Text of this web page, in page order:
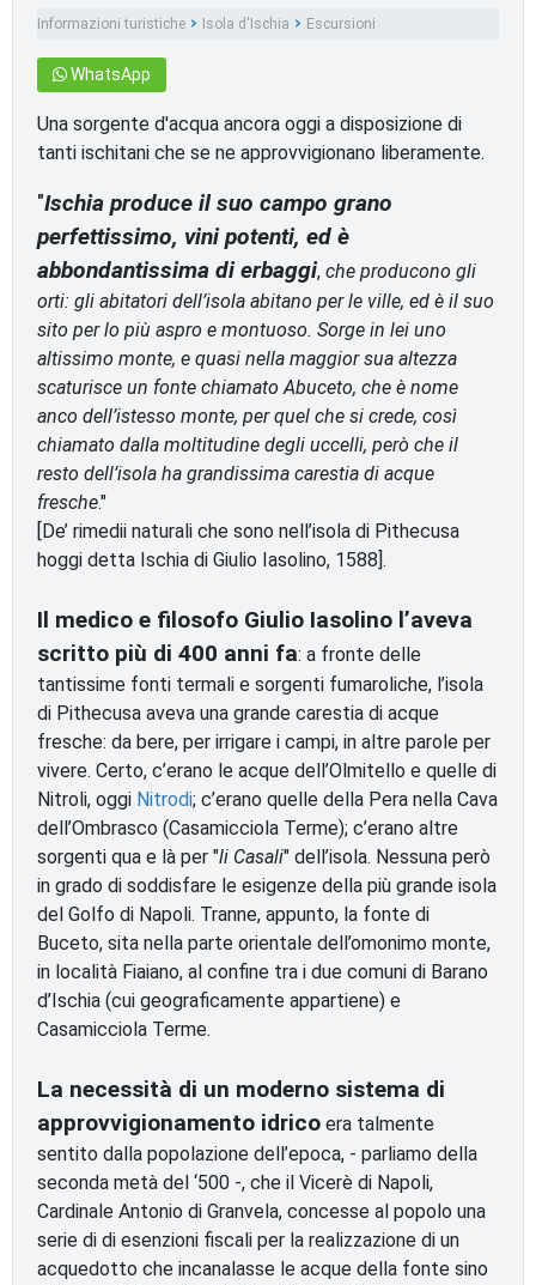
Informazioni turistiche Isola d'Ischia Escursioni
WhatsApp
Una sorgente d'acqua ancora oggi a disposizione di
tanti ischitani che se ne approvvigionano liberamente.
"Ischia produce il suo campo grano
perfettissimo, vini potenti, ed è
abbondantissima di erbaggi, che producono gli
orti: gli abitatori dell’isola abitano per le ville, ed è il suo
sito per lo più aspro e montuoso. Sorge in lei uno
altissimo monte, e quasi nella maggior sua altezza
scaturisce un fonte chiamato Abuceto, che è nome
anco dell’istesso monte, per quel che si crede, così
chiamato dalla moltitudine degli uccelli, però che il
resto dell’isola ha grandissima carestia di acque
fresche."
[De’ rimedii naturali che sono nell’isola di Pithecusa
hoggi detta Ischia di Giulio Iasolino, 1588].
Il medico e filosofo Giulio Iasolino l’aveva
scritto più di 400 anni fa: a fronte delle
tantissime fonti termali e sorgenti fumaroliche, l’isola
di Pithecusa aveva una grande carestia di acque
fresche: da bere, per irrigare i campi, in altre parole per
vivere. Certo, c’erano le acque dell’Olmitello e quelle di
Nitroli, oggi Nitrodi; c’erano quelle della Pera nella Cava
dell’Ombrasco (Casamicciola Terme); c’erano altre
sorgenti qua e là per "li Casali" dell’isola. Nessuna però
in grado di soddisfare le esigenze della più grande isola
del Golfo di Napoli. Tranne, appunto, la fonte di
Buceto, sita nella parte orientale dell’omonimo monte,
in località Fiaiano, al confine tra i due comuni di Barano
d’Ischia (cui geograficamente appartiene) e
Casamicciola Terme.
La necessità di un moderno sistema di
approvvigionamento idrico era talmente
sentito dalla popolazione dell’epoca, - parliamo della
seconda metà del ‘500 -, che il Vicerè di Napoli,
Cardinale Antonio di Granvela, concesse al popolo una
serie di di esenzioni fiscali per la realizzazione di un
acquedotto che incanalasse le acque della fonte sino